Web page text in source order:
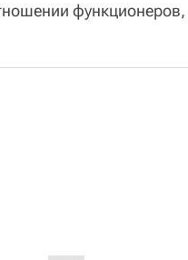
функционеров,